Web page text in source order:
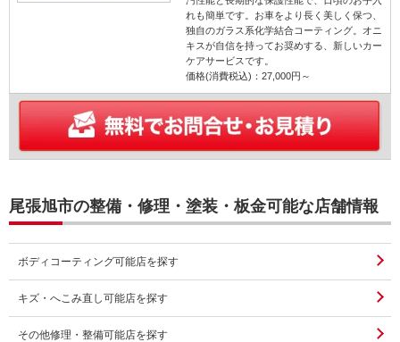
れも簡単です。お車をより長く美しく保つ、
独自のガラス系化学結合コーティング。オニ
キスが自信を持ってお奨めする、新しいカー
ケアサービスです。
価格(消費税込)：27,000円～
尾張旭市の整備・修理・塗装・板金可能な店舗情報
ボディコーティング可能店を探す
キズ・へこみ直し可能店を探す
その他修理・整備可能店を探す